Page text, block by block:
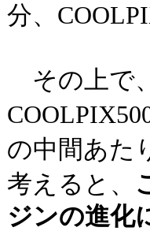
分、
その上で
の中間あた
考えると、
ジンの進化